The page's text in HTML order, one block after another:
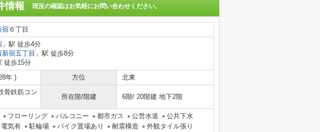
情報 現況の確認はお気軽にお問い合わせください。
宿 ６丁目
」駅 徒歩4分
新宿五丁目 」駅 徒歩8分
徒歩15分
年 ) 方位 北東
骨鉄筋コン
所在階/階建 6階/ 20階建 地下2階
フローリング バルコニー 都市ガス 公営水道
公共下水
電気有 駐輪場 バイク置場あり 耐震構造
外観タイル張り